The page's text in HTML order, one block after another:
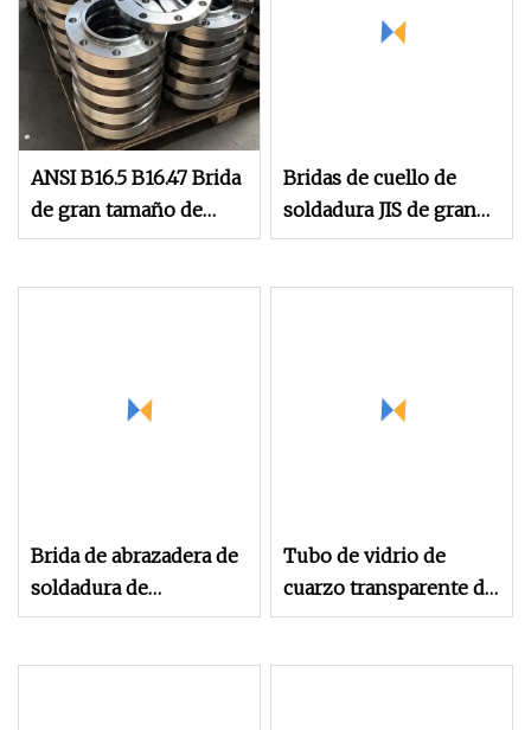
ANSI B16.5 B16.47 Brida
de gran tamaño de
acero inoxidable 304
Bridas de cuello de
soldadura JIS de gran
tamaño de acero
Brida de abrazadera de
soldadura de
accesorios sanitarios
Tubo de vidrio de
cuarzo transparente de
gran tamaño y espesor